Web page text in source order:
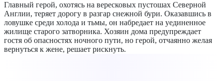
Главный герой, охотясь на вересковых пустошах Северной
Англии, теряет дорогу в разгар снежной бури. Оказавшись в
ловушке среди холода и тьмы, он набредает на уединенное
жилище старого затворника. Хозяин дома предупреждает
гостя об опасностях ночного пути, но герой, отчаянно желая
вернуться к жене, решает рискнуть.